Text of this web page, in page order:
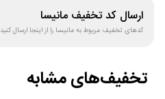
ارسال کد تخفیف مانیسا
کدهای تخفیف مربوط بهمانیسا را از اینجا ارسال کنید
تخفیف‌های مشابه